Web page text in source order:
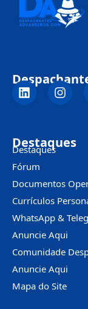
Destaques
Destaques
Fórum
Documentos
Currículos
WhatsApp &
Anuncie Aqui
Comunidade
Anuncie Aqui
Mapa do Site